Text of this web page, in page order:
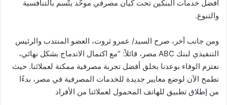
أفضل خدمات البنكَين تحت كيان مصرفي موحّد يتّسم بالتنافسية
والتنوع.
ومن جانب آخر، صرح السيد/ عمرو ثروت، العضو المنتدب والرئيس
التنفيذي لبنك ABC مصر، قائلاً: “مع اكتمال الاندماج بشكل نهائي،
نعتزم الوفاء بوعدنا بخلق أفضل تجربة مصرفية ممكنة لعملائنا. حيث
نطمح الآن لوضع معايير جديدة للخدمات المصرفية في مصر، بدءًا
من إطلاق تطبيق للهاتف المحمول لعملائنا من الأفراد